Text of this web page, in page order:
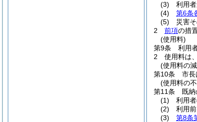
(3)
利用
(4)
第6条
(5)
災害
2
前項の措
(使用料)
第9条
利用
2
使用料は
(使用料の
第10条
市長
(使用料の
第11条
既
(1)
利用
(2)
利用
(3)
第8条